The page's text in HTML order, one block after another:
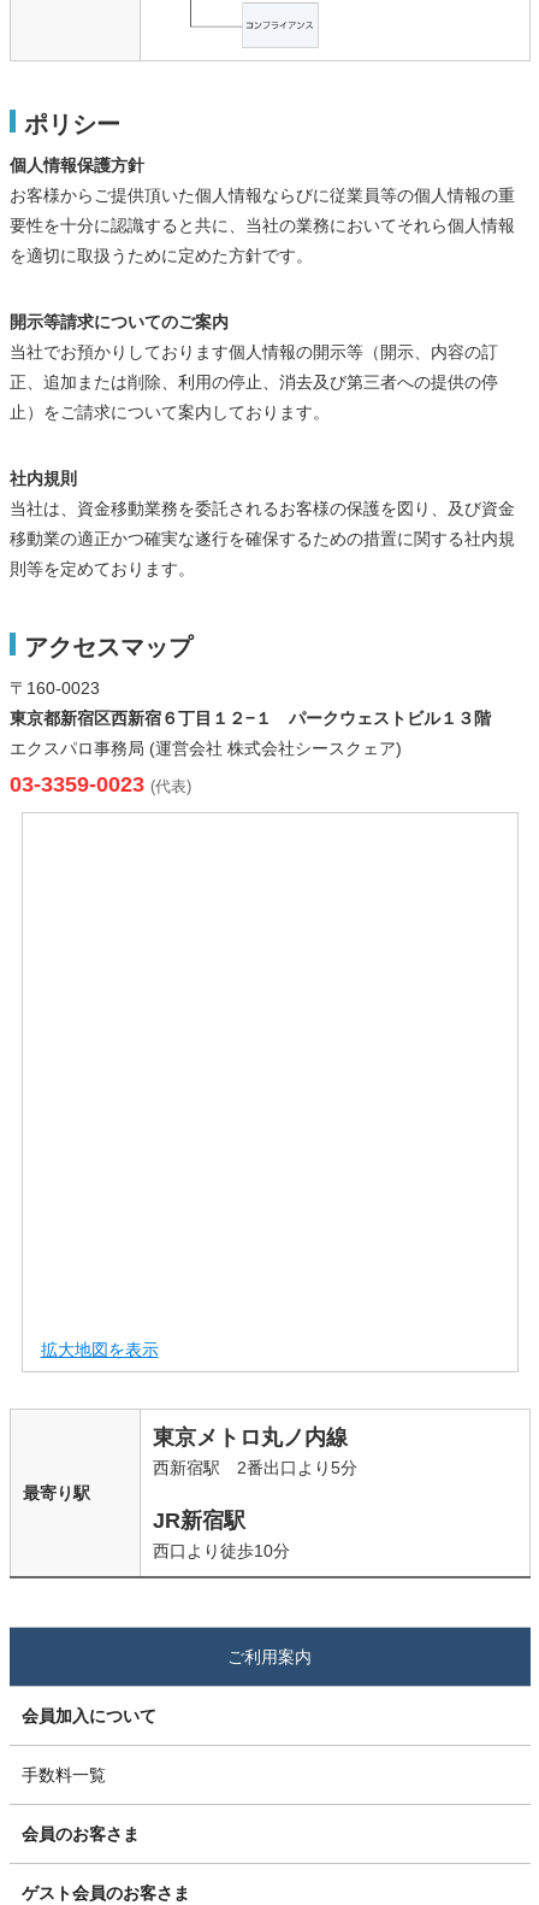
ポリシー
個人情報保護方針
お客様からご提供頂いた個人情報ならびに従業員等の個人情報の重
要性を十分に認識すると共に、当社の業務においてそれら個人情報
を適切に取扱うために定めた方針です。
開示等請求についてのご案内
当社でお預かりしております個人情報の開示等（開示、内容の訂
正、追加または削除、利用の停止、消去及び第三者への提供の停
止）をご請求について案内しております。
社内規則
当社は、資金移動業務を委託されるお客様の保護を図り、及び資金
移動業の適正かつ確実な遂行を確保するための措置に関する社内規
則等を定めております。
アクセスマップ
〒160-0023
東京都新宿区西新宿６丁目１２−１ パークウェストビル１３階
エクスパロ事務局 (運営会社 株式会社シースクェア)
03-3359-0023 (代表)
拡大地図を表示
最寄り駅
東京メトロ丸ノ内線
西新宿駅 2番出口より5分
JR新宿駅
西口より徒歩10分
ご利用案内
会員加入について
手数料一覧
会員のお客さま
ゲスト会員のお客さま